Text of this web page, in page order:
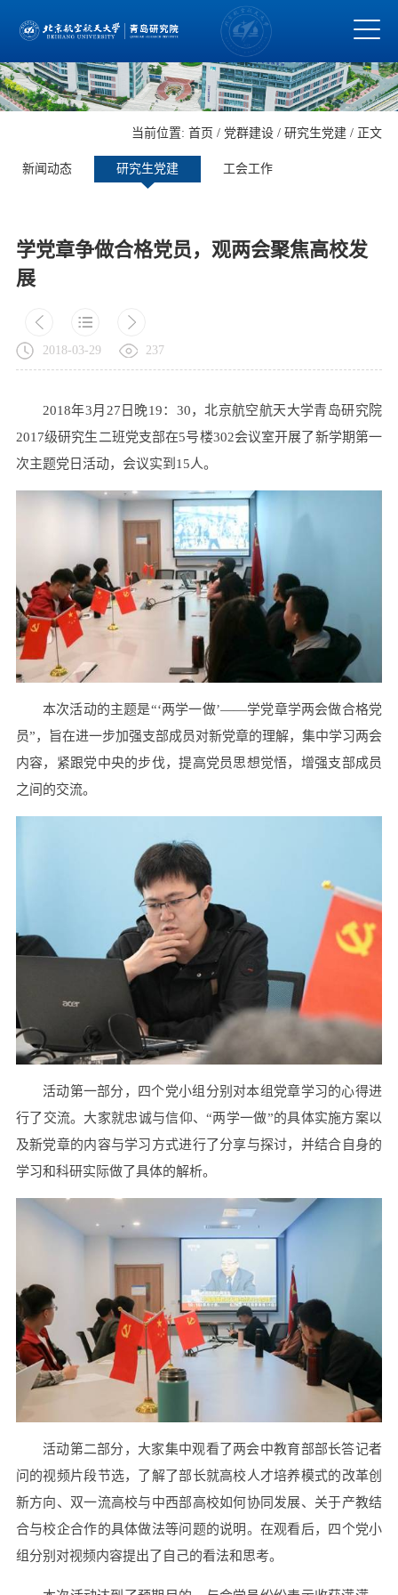
当前位置:首页 / 党群建设 /研究生党建 / 正文
新闻动态 研究生党建 工会工作
学党章争做合格党员，观两会聚焦高校发
展
2018-03-29 237
2018年3月27日晚19：30，北京航空航天大学青岛研究院
2017级研究生二班党支部在5号楼302会议室开展了新学期第一
次主题党日活动，会议实到15人。
本次活动的主题是“‘两学一做’——学党章学两会做合格党
员”，旨在进一步加强支部成员对新党章的理解，集中学习两会
内容，紧跟党中央的步伐，提高党员思想觉悟，增强支部成员
之间的交流。
活动第一部分，四个党小组分别对本组党章学习的心得进
行了交流。大家就忠诚与信仰、“两学一做”的具体实施方案以
及新党章的内容与学习方式进行了分享与探讨，并结合自身的
学习和科研实际做了具体的解析。
活动第二部分，大家集中观看了两会中教育部部长答记者
问的视频片段节选，了解了部长就高校人才培养模式的改革创
新方向、双一流高校与中西部高校如何协同发展、关于产教结
合与校企合作的具体做法等问题的说明。在观看后，四个党小
组分别对视频内容提出了自己的看法和思考。